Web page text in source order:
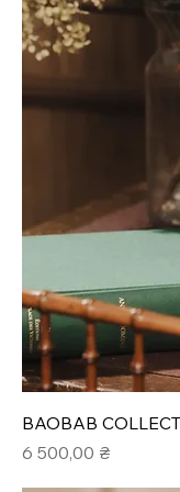
BAOBAB
Ціна
6 500,00 ₴